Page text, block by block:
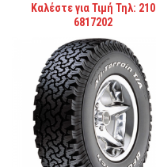
Καλέστε για Τιμή Τηλ: 210
6817202